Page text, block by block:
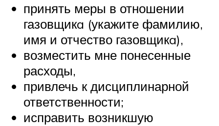
принять меры в отношении
газовщикa (укажите фамилию,
имя и отчество газовщикa),
возместить мне понесенные
расходы,
привлечь к дисциплинарной
ответственности;
исправить возникшую